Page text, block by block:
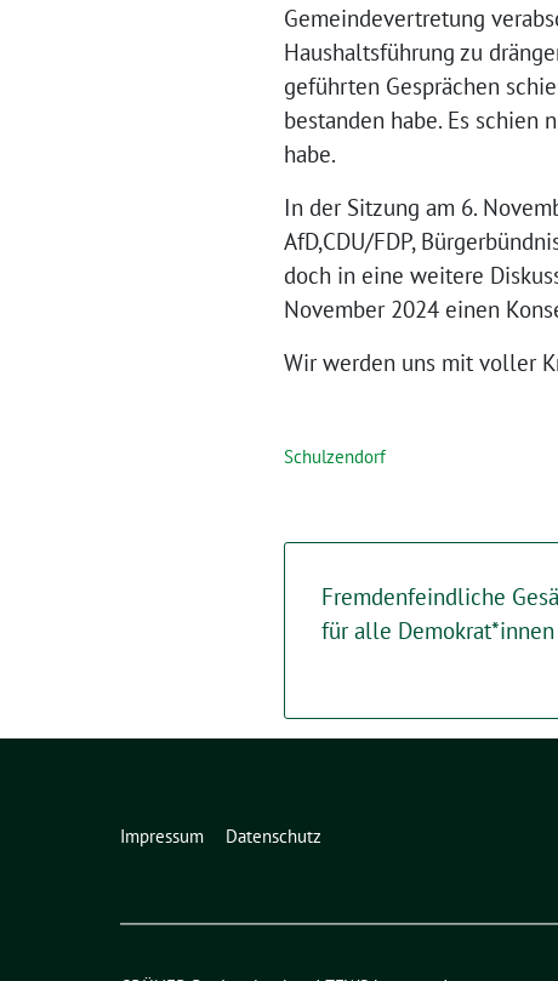
Gemeindevertretung
Haushaltsführung zu
geführten Gesprächen
bestanden habe. Es schien
habe.
In der Sitzung am 6.
AfD,CDU/FDP,
doch in eine weitere
November 2024 einen
Wir werden uns mit voller
Schulzendorf
Fremdenfeindliche
für alle Demokrat*innen
Impressum Datenschutz